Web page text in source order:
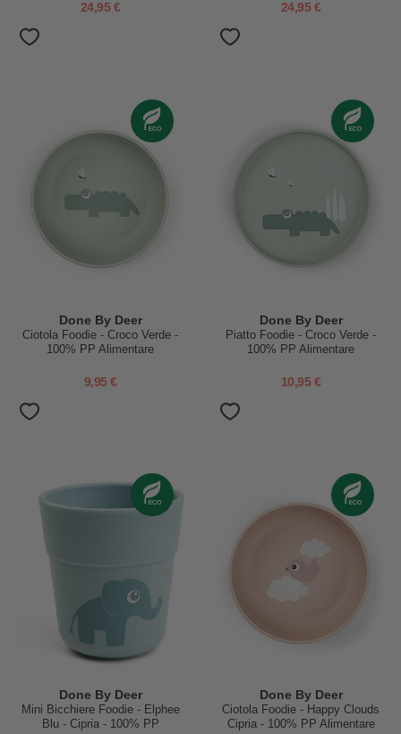
Alimentare
24,95 € 24,95 €
Done By Deer
Ciotola Foodie - Croco Verde -
100% PP Alimentare
9,95 €
Done By Deer
Piatto Foodie - Croco Verde -
100% PP Alimentare
10,95 €
Done By Deer
Mini Bicchiere Foodie - Elphee
Blu - Cipria - 100% PP
Done By Deer
Ciotola Foodie - Happy Clouds
Cipria - 100% PP Alimentare